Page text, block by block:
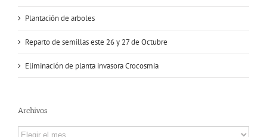
Plantación de arboles
Reparto de semillas este 26 y 27 de Octubre
Eliminación de planta invasora Crocosmia
Archivos
Archivos